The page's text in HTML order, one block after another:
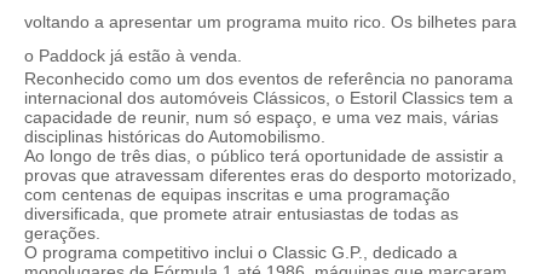
voltando a apresentar um programa muito rico. Os bilhetes para
o Paddock já estão à venda.
Reconhecido como um dos eventos de referência no panorama
internacional dos automóveis Clássicos, o Estoril Classics tem a
capacidade de reunir, num só espaço, e uma vez mais, várias
disciplinas históricas do Automobilismo.
Ao longo de três dias, o público terá oportunidade de assistir a
provas que atravessam diferentes eras do desporto motorizado,
com centenas de equipas inscritas e uma programação
diversificada, que promete atrair entusiastas de todas as
gerações.
O programa competitivo inclui o Classic G.P., dedicado a